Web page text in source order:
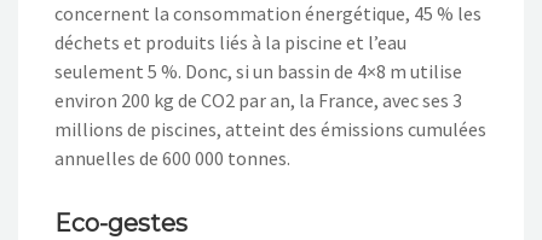
concernent la consommation énergétique, 45 % les
déchets et produits liés à la piscine et l’eau
seulement 5 %. Donc, si un bassin de 4×8 m utilise
environ 200 kg de CO2 par an, la France, avec ses 3
millions de piscines, atteint des émissions cumulées
annuelles de 600 000 tonnes.
Eco-gestes